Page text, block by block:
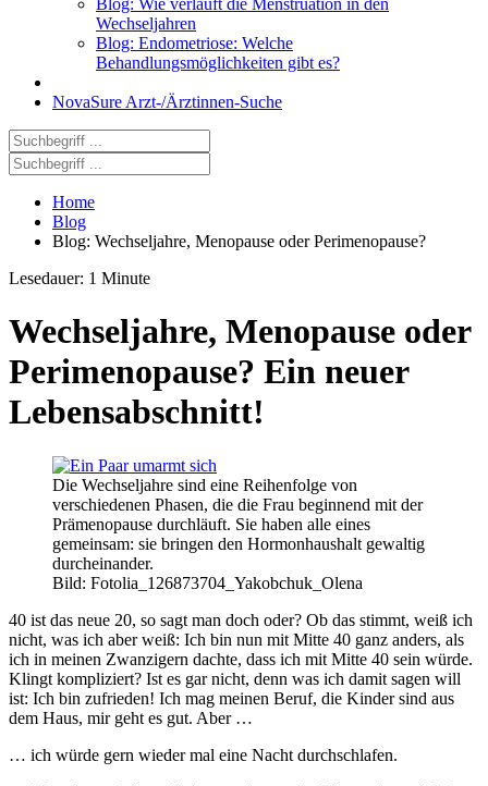
Blog: Wie verläuft die Menstruation in den
Wechseljahren
Blog: Endometriose: Welche
Behandlungsmöglichkeiten gibt es?
NovaSure Arzt-/Ärztinnen-Suche
Home
Blog
Blog: Wechseljahre, Menopause oder Perimenopause?
Lesedauer: 1 Minute
Wechseljahre, Menopause oder
Perimenopause? Ein neuer
Lebensabschnitt!
Die Wechseljahre sind eine Reihenfolge von
verschiedenen Phasen, die die Frau beginnend mit der
Prämenopause durchläuft. Sie haben alle eines
gemeinsam: sie bringen den Hormonhaushalt gewaltig
durcheinander.
Bild: Fotolia_126873704_Yakobchuk_Olena
40 ist das neue 20, so sagt man doch oder? Ob das stimmt, weiß ich
nicht, was ich aber weiß: Ich bin nun mit Mitte 40 ganz anders, als
ich in meinen Zwanzigern dachte, dass ich mit Mitte 40 sein würde.
Klingt kompliziert? Ist es gar nicht, denn was ich damit sagen will
ist: Ich bin zufrieden! Ich mag meinen Beruf, die Kinder sind aus
dem Haus, mir geht es gut. Aber …
… ich würde gern wieder mal eine Nacht durchschlafen.